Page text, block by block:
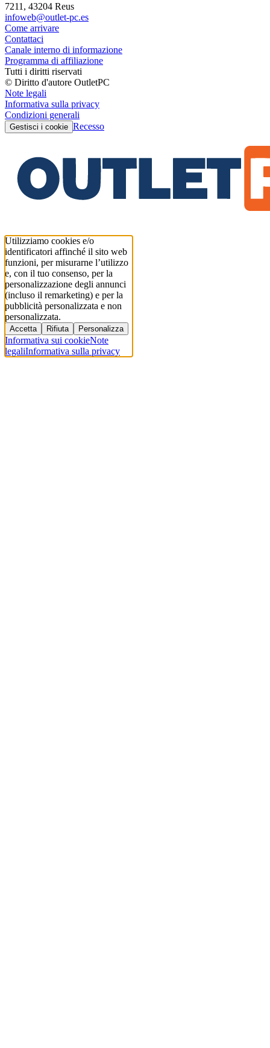
7211, 43204 Reus
infoweb@outlet-pc.es
Come arrivare
Contattaci
Canale interno di informazione
Programma di affiliazione
Tutti i diritti riservati
© Diritto d'autore OutletPC
Note legali
Informativa sulla privacy
Condizioni generali
Gestisci i cookie Recesso
Utilizziamo cookies e/o
identificatori affinché il sito web
funzioni, per misurarne l’utilizzo
e, con il tuo consenso, per la
personalizzazione degli annunci
(incluso il remarketing) e per la
pubblicità personalizzata e non
personalizzata.
Accetta Rifiuta Personalizza
Informativa sui cookieNote
legaliInformativa sulla privacy